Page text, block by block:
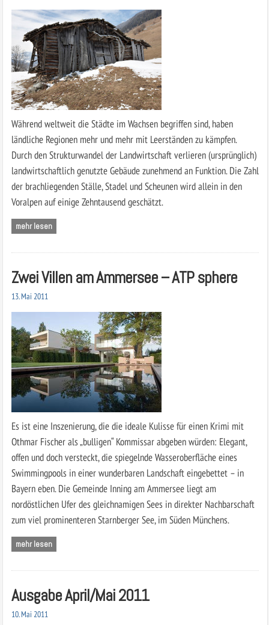
Während weltweit die Städte im Wachsen begriffen sind, haben
ländliche Regionen mehr und mehr mit Leerständen zu kämpfen.
Durch den Strukturwandel der Landwirtschaft verlieren (ursprünglich)
landwirtschaftlich genutzte Gebäude zunehmend an Funktion. Die Zahl
der brachliegenden Ställe, Stadel und Scheunen wird allein in den
Voralpen auf einige Zehntausend geschätzt.
mehr lesen
Zwei Villen am Ammersee – ATP sphere
13. Mai 2011
Es ist eine Inszenierung, die die ideale Kulisse für einen Krimi mit
Othmar Fischer als „bulligen“ Kommissar abgeben würden: Elegant,
offen und doch versteckt, die spiegelnde Wasseroberfläche eines
Swimmingpools in einer wunderbaren Landschaft eingebettet – in
Bayern eben. Die Gemeinde Inning am Ammersee liegt am
nordöstlichen Ufer des gleichnamigen Sees in direkter Nachbarschaft
zum viel prominenteren Starnberger See, im Süden Münchens.
mehr lesen
Ausgabe April/Mai 2011
10. Mai 2011